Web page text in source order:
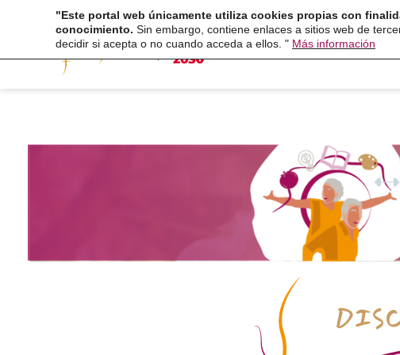
Fundación
"Este portal web únicamente utiliza cookies propias con
conocimiento. Sin embargo, contiene enlaces a sitios web de
decidir si acepta o no cuando acceda a ellos. " Más información